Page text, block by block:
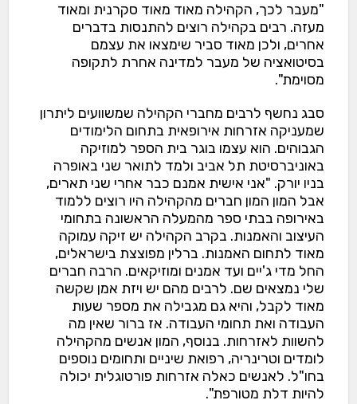
"מעבר לכך, הקהילה מאוד מאוד סקרנית ומאוד
מעזה. רבים בקהילה רוצים להתנסות בדברים
אחרים, ולכן מאוד סביר שימצאו את עצמם
בסיטואציה של מעבר למדינה אחרת לתקופה
מסוימת".
סבג נחשף לרבים מחברי הקהילה שמשוועים ליתרון
שמעניקה אזרחות אירופאית בתחום הלימודים
הגבוהים. הוא עצמו בוגר בית הספר למוזיקה
באוניברסיטת תל אביב ולמד לתואר שני באופרה
בניו יורק. "אני אישית אמנם כבר אחרי שני תארים,
אבל המון המון חברים מהקהילה היו רוצים ללמוד
באירופה בבתי ספר מהמעלה הראשונה בתחומי
העיצוב והאמנות. בקרב הקהילה יש זיקה עמוקה
מאוד לתחום האמנות. ברלין מפוצצת בישראלים,
החל מדי ג'יים ועד אמנים ומוזיקאים. הרבה חברים
שלי נמצאים שם. לרבים מהם יש ויזת אמן שקשה
מאוד לקבל, והיא גם מגבילה את מספר שעות
העבודה ואת תחומי העבודה. אז ברור שאין מה
להשוות לאזרחות. בנוסף, המון אנשים מהקהילה
לומדים וטרינריה, רפואת שיניים ותחומים נוספים
בחו"ל. לאנשים כאלה אזרחות פורטוגלית יכולה
להיות דלת מטורפת".